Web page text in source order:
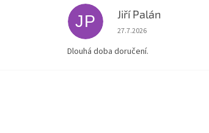
JP Jiří Palán
Hodnocení obchodu je 5
27.7.2026
Dlouhá doba doručení.